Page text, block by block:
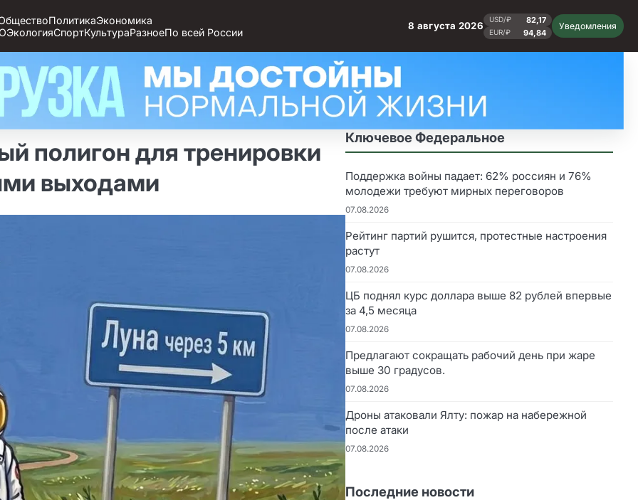
ПолитикаЭкономика
ЭкологияСпортКультураРазноеПо всей России
8 августа 2026
USD/₽ 82,17
EUR/₽ 94,84
Уведомления
полигон для тренировки
выходами
Ключевое Федеральное
Поддержка войны падает: 62% россиян и 76%
молодежи требуют мирных переговоров
07.08.2026
Рейтинг партий рушится, протестные настроения
растут
07.08.2026
ЦБ поднял курс доллара выше 82 рублей впервые
за 4,5 месяца
07.08.2026
Предлагают сокращать рабочий день при жаре
выше 30 градусов.
07.08.2026
Дроны атаковали Ялту: пожар на набережной
после атаки
07.08.2026
Последние новости